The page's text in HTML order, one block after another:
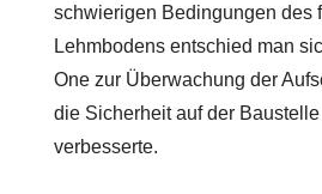
schwierigen Bedingungen des
Lehmbodens entschied man
One zur Überwachung der
die Sicherheit auf der
verbesserte.